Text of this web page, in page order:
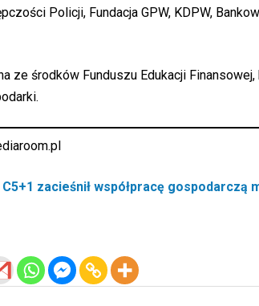
Policji, Fundacja GPW, KDPW,
ze środków Funduszu Edukacji
zacieśnił współpracę gospodarczą